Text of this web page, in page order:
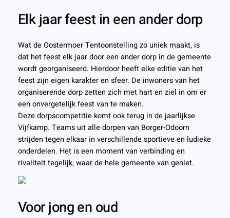
Elk jaar feest in een ander dorp
Wat de Oostermoer Tentoonstelling zo uniek maakt, is
dat het feest elk jaar door een ander dorp in de gemeente
wordt georganiseerd. Hierdoor heeft elke editie van het
feest zijn eigen karakter en sfeer. De inwoners van het
organiserende dorp zetten zich met hart en ziel in om er
een onvergetelijk feest van te maken.
Deze dorpscompetitie komt ook terug in de jaarlijkse
Vijfkamp. Teams uit alle dorpen van Borger-Odoorn
strijden tegen elkaar in verschillende sportieve en ludieke
onderdelen. Het is een moment van verbinding en
rivaliteit tegelijk, waar de hele gemeente van geniet.
Voor jong en oud